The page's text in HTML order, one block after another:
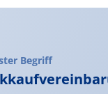
Begriff